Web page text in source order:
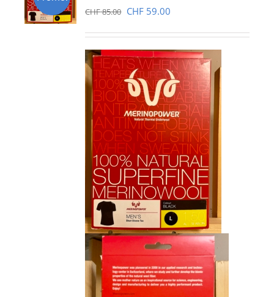
CHF85.00 Le
initial
était :
CHF 85.00.
CHF 59.00
actuel
est :
CHF 59.00.